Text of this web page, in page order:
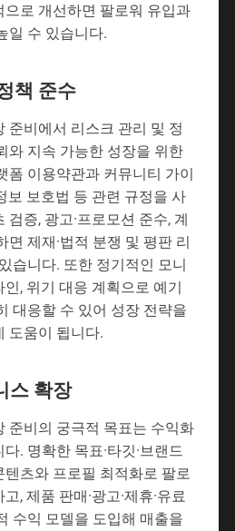
으로 개선하면 팔로워 유입과
일 수 있습니다.
책 준수
준비에서 리스크 관리 및 정
와 지속 가능한 성장을 위한
폼 이용약관과 커뮤니티 가이
보 보호법 등 관련 규정을 사
증, 광고·프로모션 준수, 계
면 제재·법적 분쟁 및 평판 리
습니다. 또한 정기적인 모니
, 위기 대응 계획으로 예기
대응할 수 있어 성장 전략을
도움이 됩니다.
스 확장
준비의 궁극적 목표는 수익화
. 명확한 목표·타깃·브랜드
츠와 프로필 최적화로 팔로
, 제품 판매·광고·제휴·유료
수익 모델을 도입해 매출을